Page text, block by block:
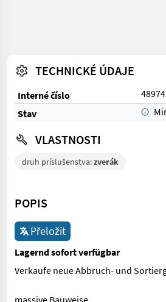
TECHNICKÉ ÚDAJE
Interné číslo
Stav
VLASTNOSTI
druh príslušenstva:zverák
POPIS
Přeložit
Lagernd sofort verfügbar
Verkaufe neue Abbruch- und
massive Bauweise